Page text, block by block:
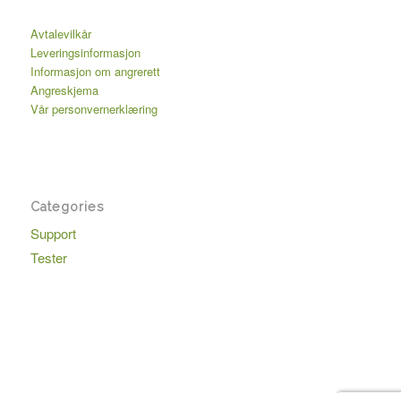
Avtalevilkår
Leveringsinformasjon
Informasjon om angrerett
Angreskjema
Vår personvernerklæring
Categories
Support
Tester